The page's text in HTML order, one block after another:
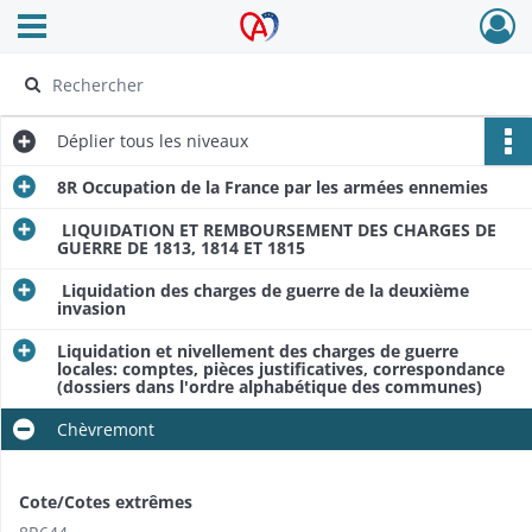
Archives Alsace - Colmar
Ouvrir le menu déroulant
Déplier tous les niveaux
8R Occupation de la France par les armées ennemies
LIQUIDATION ET REMBOURSEMENT DES CHARGES DE
GUERRE DE 1813, 1814 ET 1815
Liquidation des charges de guerre de la deuxième
invasion
Liquidation et nivellement des charges de guerre
locales: comptes, pièces justificatives, correspondance
(dossiers dans l'ordre alphabétique des communes)
Chèvremont
Cote/Cotes extrêmes